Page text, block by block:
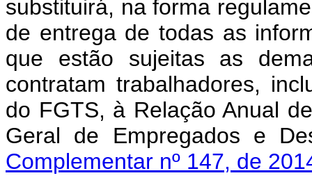
substituirá, na forma
de entrega de todas as
que estão sujeitas as
contratam trabalhadores,
do FGTS, à Relação Anual
Geral de Empregados e
Complementar nº 147, de